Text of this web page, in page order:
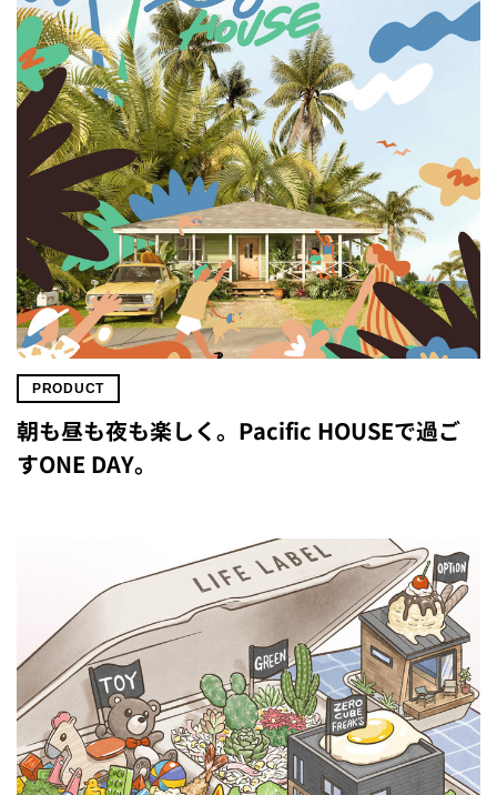
PRODUCT
朝も昼も夜も楽しく。Pacific HOUSEで過ご
すONE DAY。